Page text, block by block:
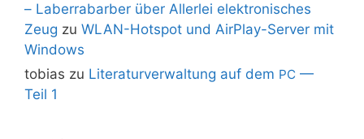
– Laberrabarber über Allerlei elektronisches
Zeug zu WLAN-Hotspot und AirPlay-Server mit
Windows
tobias zu Literaturverwaltung auf dem PC —
Teil 1